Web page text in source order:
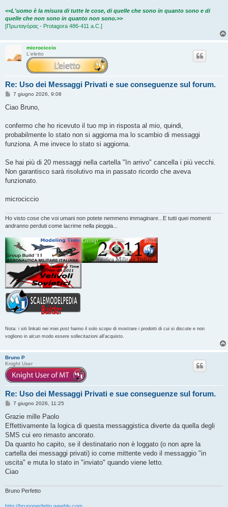
<<L'uomo è la misura di tutte le cose, di quelle che sono in quanto sono e di
quelle che non sono in quanto non sono.>>
[Πρωταγόρας - Protagora 486-411 a.C.]
microciccio
L'eletto
Re: Uso dei Messaggi Privati e sue conseguenze sul forum.
M
s
g
i
o
7 giugno 2026, 9:08
Ciao Bruno,
confermo che ho ricevuto il tuo mp in risposta al mio, quindi,
probabilmente lo stato non si aggiorna ma lo scambio di messaggi
funziona. A me invece lo stato si aggiorna.
Se hai più di 20 messaggi nella cartella "In arrivo" cancella i più vecchi.
Non garantisco sarà risolutivo ma in passato ricordo che aveva
funzionato.
microciccio
Ho visto cose che voi umani non potete nemmeno immaginare...E tutti quei momenti
andranno perduti come lacrime nella pioggia...
Nota: i siti linkati nei miei post hanno il solo scopo di mostrare i prodotti di cui si discute e non
vogliono in alcun modo essere sollecitazioni all'acquisto.
Bruno P
Knight User
Re: Uso dei Messaggi Privati e sue conseguenze sul forum.
M
s
a
g
i
o
7 giugno 2026, 11:25
Grazie mille Paolo
Effettivamente la logica di questa messaggistica diverte da quella degli
SMS cui ero rimasto ancorato.
Da quanto ho capito, se il destinatario non è loggato (o non apre la
cartella dei messaggi privati) io come mittente vedo il messaggio "in
uscita" e muta lo stato in "inviato" quando viene letto.
Ciao
Bruno Perfetto